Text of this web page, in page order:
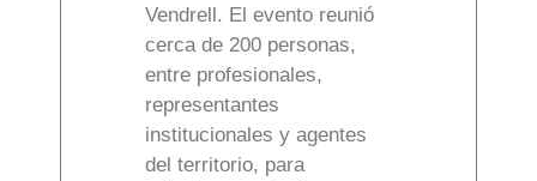
Vendrell. El evento reunió
cerca de 200 personas,
entre profesionales,
representantes
institucionales y agentes
del territorio, para